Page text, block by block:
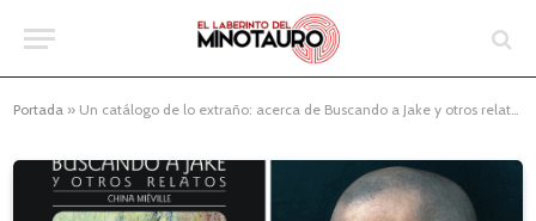
Portada » Un catálogo de lo extraño: acerca de Buscando a Jake y otros relatos de China Miéville